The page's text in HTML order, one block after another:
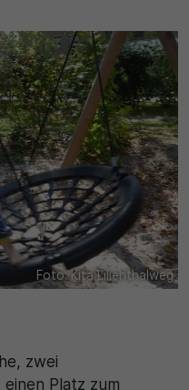
Foto: Kita Lilienthalweg
zwei
Platz zum